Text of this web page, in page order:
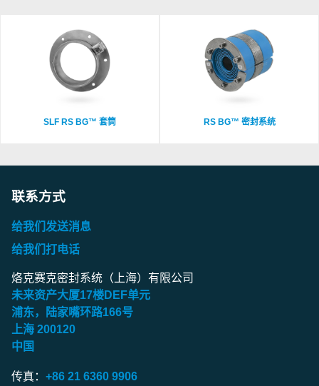
SLF RS BG™ 套筒 RS BG™ 密封系统
联系方式
给我们发送消息
给我们打电话
烙克赛克密封系统（上海）有限公司
未来资产大厦17楼DEF单元
浦东，陆家嘴环路166号
上海 200120
中国
传真： +86 21 6360 9906